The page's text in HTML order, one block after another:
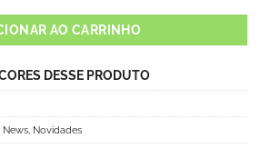
AO CARRINHO
DESSE PRODUTO
News, Novidades